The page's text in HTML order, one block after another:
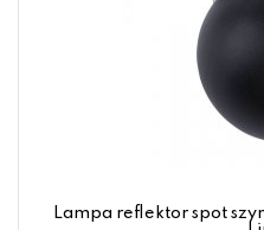
Lampa reflektor spot